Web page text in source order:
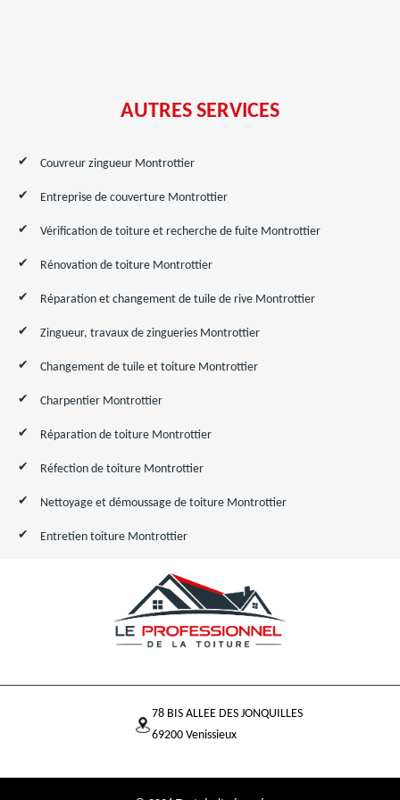
AUTRES SERVICES
Couvreur zingueur Montrottier
Entreprise de couverture Montrottier
Vérification de toiture et recherche de fuite Montrottier
Rénovation de toiture Montrottier
Réparation et changement de tuile de rive Montrottier
Zingueur, travaux de zingueries Montrottier
Changement de tuile et toiture Montrottier
Charpentier Montrottier
Réparation de toiture Montrottier
Réfection de toiture Montrottier
Nettoyage et démoussage de toiture Montrottier
Entretien toiture Montrottier
78 BIS ALLEE DES JONQUILLES
69200 Venissieux